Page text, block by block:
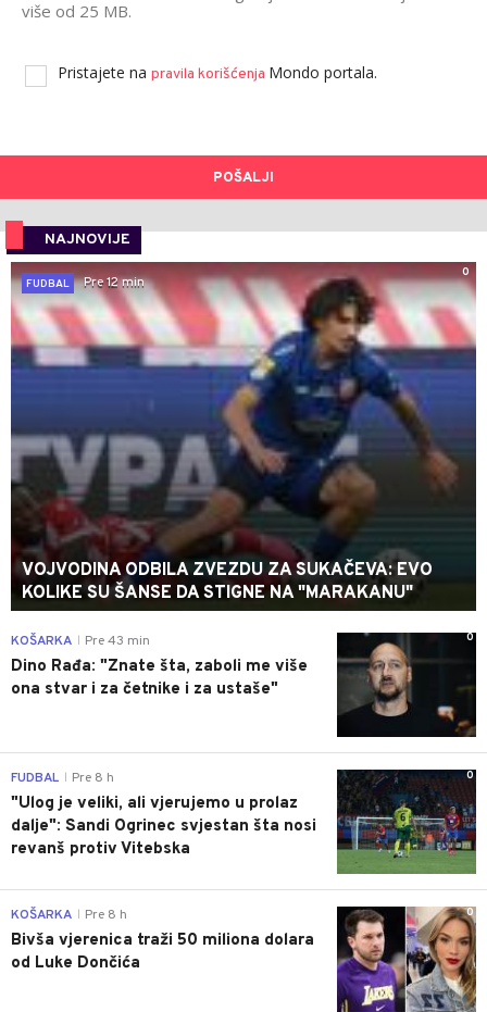
više od 25 MB.
Pristajete na pravila korišćenja Mondo portala.
POŠALJI
NAJNOVIJE
0
FUDBAL
Pre 12 min
VOJVODINA ODBILA ZVEZDU ZA SUKAČEVA: EVO
KOLIKE SU ŠANSE DA STIGNE NA "MARAKANU"
0
KOŠARKA Pre 43 min
Dino Rađa: "Znate šta, zaboli me više
ona stvar i za četnike i za ustaše"
0
FUDBAL Pre 8 h
"Ulog je veliki, ali vjerujemo u prolaz
dalje": Sandi Ogrinec svjestan šta nosi
revanš protiv Vitebska
0
KOŠARKA Pre 8 h
Bivša vjerenica traži 50 miliona dolara
od Luke Dončića